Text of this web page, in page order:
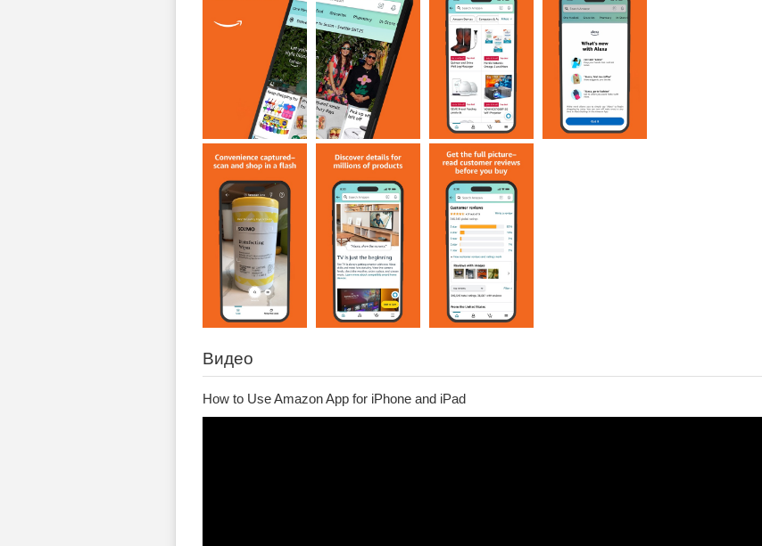
Видео
How to Use Amazon App for iPhone and iPad